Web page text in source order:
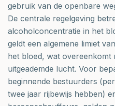
gebruik van de openbare
De centrale regelgeving
alcoholconcentratie in het
geldt een algemene limiet
het bloed, wat overeenkomt
uitgeademde lucht. Voor
beginnende bestuurders
twee jaar rijbewijs hebben)